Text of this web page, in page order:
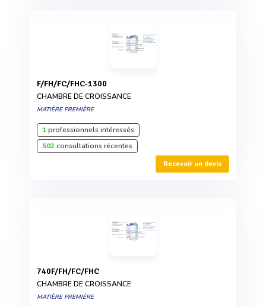
F/FH/FC/FHC-1300
CHAMBRE DE CROISSANCE
MATIÈRE PREMIÈRE
1professionnels intéressés
502consultations récentes
Recevoir un devis
740F/FH/FC/FHC
CHAMBRE DE CROISSANCE
MATIÈRE PREMIÈRE